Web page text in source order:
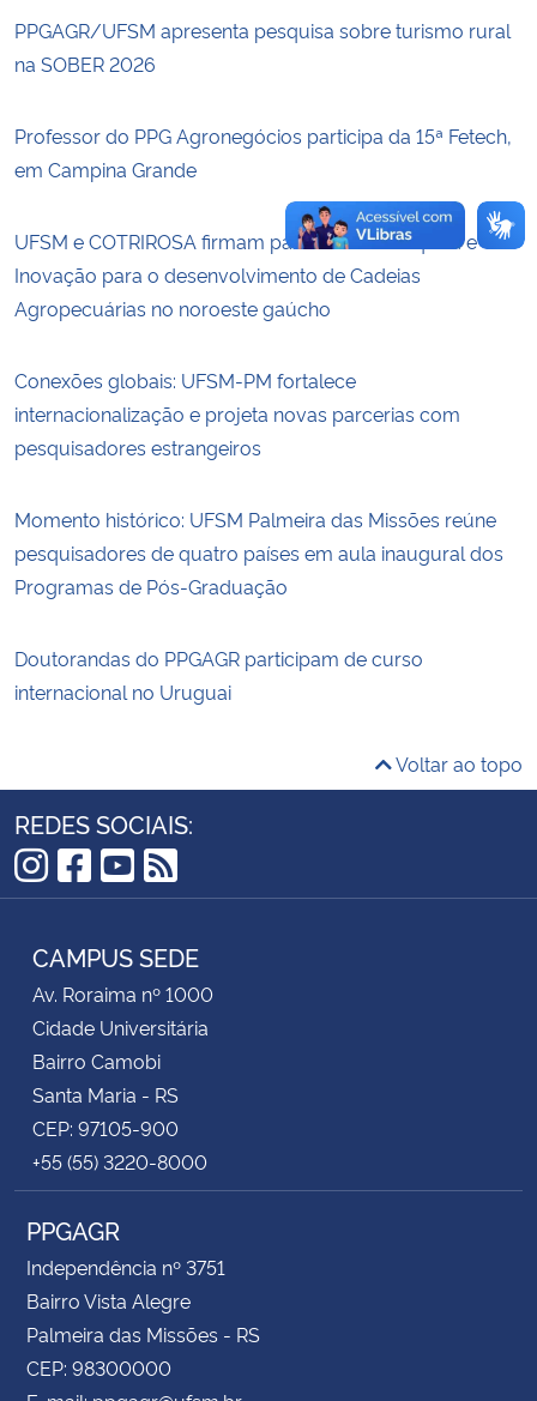
Advocacia-Geral da União
Planalto
PPGAGR/UFSM apresenta pesquisa sobre turismo rural
na SOBER 2026
Professor do PPG Agronegócios participa da 15ª Fetech,
em Campina Grande
UFSM e COTRIROSA firmam parceria em Pesquisa e
Inovação para o desenvolvimento de Cadeias
Agropecuárias no noroeste gaúcho
Conexões globais: UFSM-PM fortalece
internacionalização e projeta novas parcerias com
pesquisadores estrangeiros
Momento histórico: UFSM Palmeira das Missões reúne
pesquisadores de quatro países em aula inaugural dos
Programas de Pós-Graduação
Doutorandas do PPGAGR participam de curso
internacional no Uruguai
Voltar ao topo
REDES SOCIAIS:
Instagram
Facebook
YouTube
RSS
CAMPUS SEDE
Av. Roraima nº 1000
Cidade Universitária
Bairro Camobi
Santa Maria - RS
CEP: 97105-900
+55 (55) 3220-8000
PPGAGR
Independência nº 3751
Bairro Vista Alegre
Palmeira das Missões - RS
CEP: 98300000